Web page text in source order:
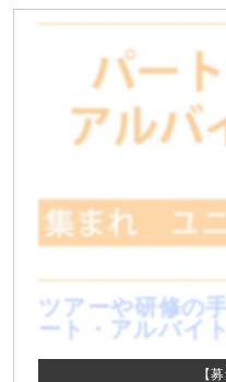
ツアーや研修の
ート・アルバイ
【